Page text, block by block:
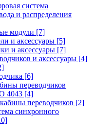
система
и распределения
модули [7]
и аксессуары [5]
и аксессуары [7]
и аксессуары [4]
[6]
переводчиков
4043 [4]
переводчиков [2]
синхронного